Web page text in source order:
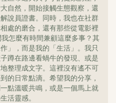
自然，開始接觸生態觀察，還
說員證書。同時，我也在社群
處的磨合，還有那些從電影裡
怎麼有時間兼顧這麼多事？其
」，而是我的「生活」。我只
蹲在路邊看蝸牛的發現、或是
整理成文字。這裡沒有遙不可
的日常點滴。希望我的分享，
點溫暖共鳴，或是一個馬上就
活靈感。